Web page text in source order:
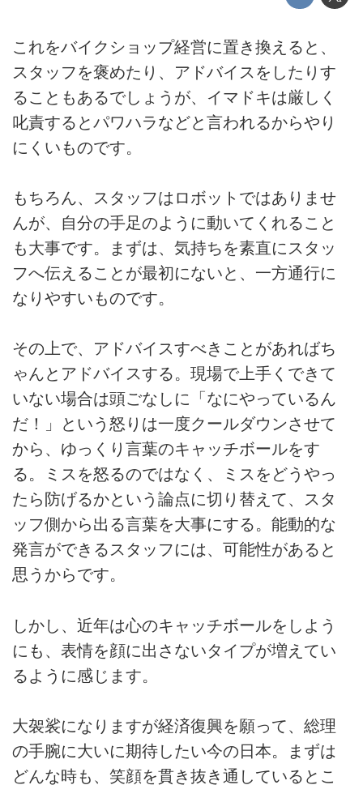
これをバイクショップ経営に置き換えると、
スタッフを褒めたり、アドバイスをしたりす
ることもあるでしょうが、イマドキは厳しく
叱責するとパワハラなどと言われるからやり
にくいものです。
もちろん、スタッフはロボットではありませ
んが、自分の手足のように動いてくれること
も大事です。まずは、気持ちを素直にスタッ
フへ伝えることが最初にないと、一方通行に
なりやすいものです。
その上で、アドバイスすべきことがあればち
ゃんとアドバイスする。現場で上手くできて
いない場合は頭ごなしに「なにやっているん
だ！」という怒りは一度クールダウンさせて
から、ゆっくり言葉のキャッチボールをす
る。ミスを怒るのではなく、ミスをどうやっ
たら防げるかという論点に切り替えて、スタ
ッフ側から出る言葉を大事にする。能動的な
発言ができるスタッフには、可能性があると
思うからです。
しかし、近年は心のキャッチボールをしよう
にも、表情を顔に出さないタイプが増えてい
るように感じます。
大袈裟になりますが経済復興を願って、総理
の手腕に大いに期待したい今の日本。まずは
どんな時も、笑顔を貫き抜き通しているとこ